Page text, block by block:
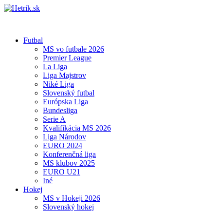
Futbal
MS vo futbale 2026
Premier League
La Liga
Liga Majstrov
Niké Liga
Slovenský futbal
Európska Liga
Bundesliga
Serie A
Kvalifikácia MS 2026
Liga Národov
EURO 2024
Konferenčná liga
MS klubov 2025
EURO U21
Iné
Hokej
MS v Hokeji 2026
Slovenský hokej